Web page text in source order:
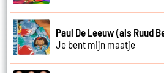
Paul De Leeuw (als Ruud
Je bent mijn maatje